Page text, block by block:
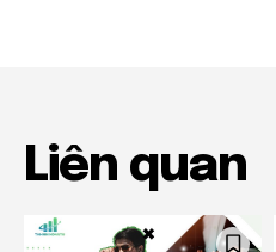
Liên quan